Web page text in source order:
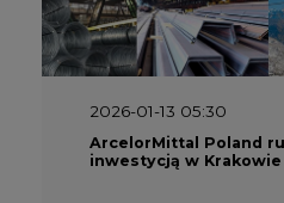
2026-01-13 05:30
ArcelorMittal Poland
inwestycją w Krakowie